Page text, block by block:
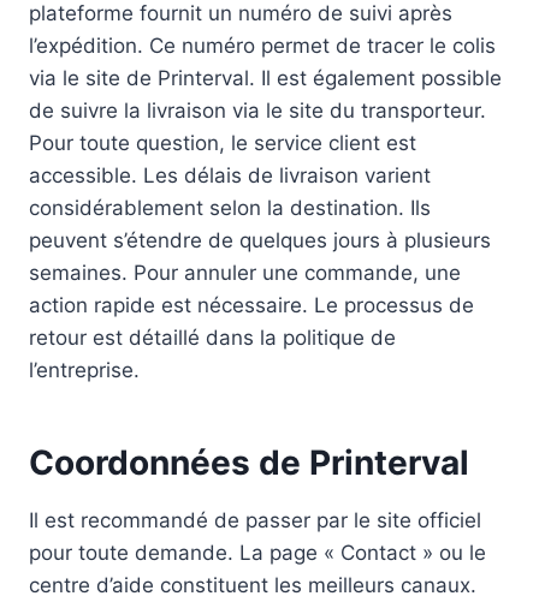
plateforme fournit un numéro de suivi après
l’expédition. Ce numéro permet de tracer le colis
via le site de Printerval. Il est également possible
de suivre la livraison via le site du transporteur.
Pour toute question, le service client est
accessible. Les délais de livraison varient
considérablement selon la destination. Ils
peuvent s’étendre de quelques jours à plusieurs
semaines. Pour annuler une commande, une
action rapide est nécessaire. Le processus de
retour est détaillé dans la politique de
l’entreprise.
Coordonnées de Printerval
Il est recommandé de passer par le site officiel
pour toute demande. La page « Contact » ou le
centre d’aide constituent les meilleurs canaux.